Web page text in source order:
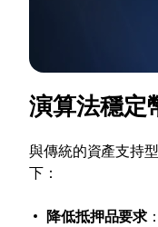
演算法穩定
與傳統的資產支持
下：
降低抵押品要求